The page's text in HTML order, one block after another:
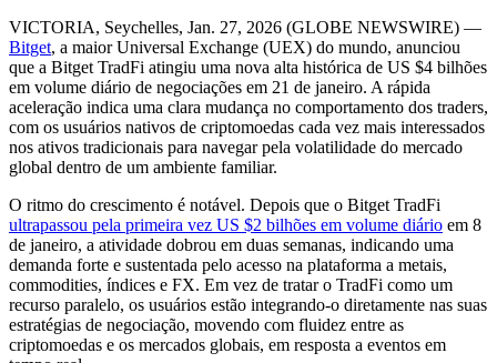
VICTORIA, Seychelles, Jan. 27, 2026 (GLOBE NEWSWIRE) —
Bitget, a maior Universal Exchange (UEX) do mundo, anunciou
que a Bitget TradFi atingiu uma nova alta histórica de US $4 bilhões
em volume diário de negociações em 21 de janeiro. A rápida
aceleração indica uma clara mudança no comportamento dos traders,
com os usuários nativos de criptomoedas cada vez mais interessados
nos ativos tradicionais para navegar pela volatilidade do mercado
global dentro de um ambiente familiar.
O ritmo do crescimento é notável. Depois que o Bitget TradFi
ultrapassou pela primeira vez US $2 bilhões em volume diário em 8
de janeiro, a atividade dobrou em duas semanas, indicando uma
demanda forte e sustentada pelo acesso na plataforma a metais,
commodities, índices e FX. Em vez de tratar o TradFi como um
recurso paralelo, os usuários estão integrando-o diretamente nas suas
estratégias de negociação, movendo com fluidez entre as
criptomoedas e os mercados globais, em resposta a eventos em